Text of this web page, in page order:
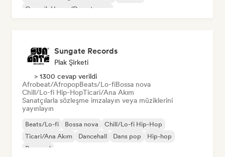
Organik House/Downtempo
Sungate Records
Plak Şirketi
> 1300 cevap verildi
Afrobeat/AfropopBeats/Lo-fiBossa nova
Chill/Lo-fi Hip-HopTicari/Ana Akım
Sanatçılarla sözleşme imzalayın veya müziklerini
yayınlayın
Beats/Lo-fi Bossa nova
Chill/Lo-fi Hip-Hop
Ticari/Ana Akım
Dancehall Dans pop
Hip-hop
Pop soul